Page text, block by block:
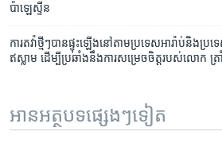
ប៉ាឡេស្ទីន
ការ​តវ៉ា​ថ្មីៗ​បាន​ផ្ទុះ​ឡើង​នៅ​តាម​ប្រទេស​អារ៉ាប់​និង​ប្
ឥស្លាម ដើម្បី​ប្រឆាំង​នឹង​ការ​សម្រេចចិត្ត​របស់​លោក ត្
អានអត្ថបទផ្សេងៗទៀត